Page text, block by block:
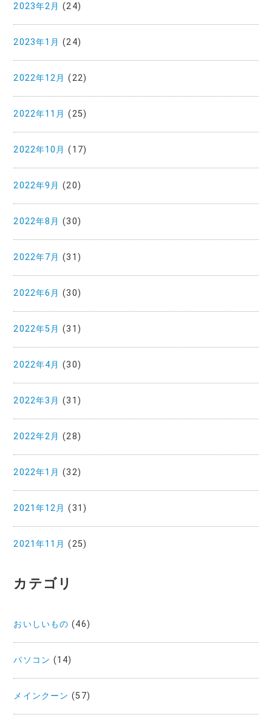
2023年2月 (24)
2023年1月 (24)
2022年12月 (22)
2022年11月 (25)
2022年10月 (17)
2022年9月 (20)
2022年8月 (30)
2022年7月 (31)
2022年6月 (30)
2022年5月 (31)
2022年4月 (30)
2022年3月 (31)
2022年2月 (28)
2022年1月 (32)
2021年12月 (31)
2021年11月 (25)
カテゴリ
おいしいもの (46)
パソコン (14)
メインクーン (57)